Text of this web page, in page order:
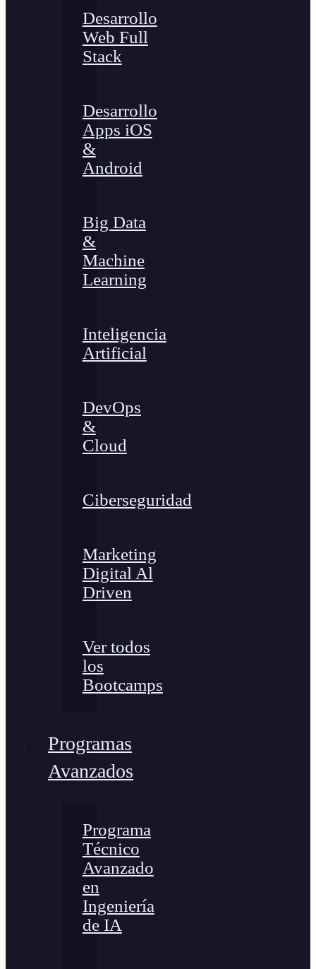
Desarrollo
Web Full
Stack
Desarrollo
Apps iOS
&
Android
Big Data
&
Machine
Learning
Inteligencia
Artificial
DevOps
&
Cloud
Ciberseguridad
Marketing
Digital Al
Driven
Ver todos
los
Bootcamps
Programas
Avanzados
Programa
Técnico
Avanzado
en
Ingeniería
de IA